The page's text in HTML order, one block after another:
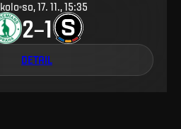
kolo so, 17. 11., 15:35
2–1
DETAIL